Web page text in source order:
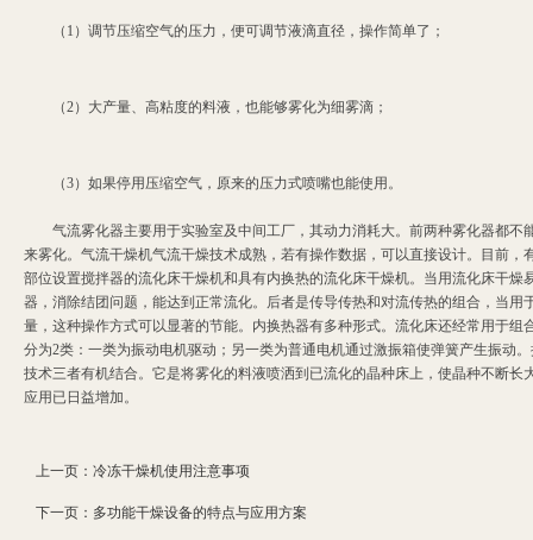
（1）调节压缩空气的压力，便可调节液滴直径，操作简单了；
（2）大产量、高粘度的料液，也能够雾化为细雾滴；
（3）如果停用压缩空气，原来的压力式喷嘴也能使用。
气流雾化器主要用于实验室及中间工厂，其动力消耗大。前两种雾化器都不
来雾化。气流干燥机气流干燥技术成熟，若有操作数据，可以直接设计。目前
部位设置搅拌器的流化床干燥机和具有内换热的流化床干燥机。当用流化床干
器，消除结团问题，能达到正常流化。后者是传导传热和对流传热的组合，当
量，这种操作方式可以显著的节能。内换热器有多种形式。流化床还经常用于
分为2类：一类为振动电机驱动；另一类为普通电机通过激振箱使弹簧产生振动
技术三者有机结合。它是将雾化的料液喷洒到已流化的晶种床上，使晶种不断
应用已日益增加。
上一页： 冷冻干燥机使用注意事项
下一页： 多功能干燥设备的特点与应用方案